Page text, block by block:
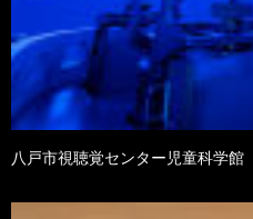
八戸市視聴覚センター児童科学館